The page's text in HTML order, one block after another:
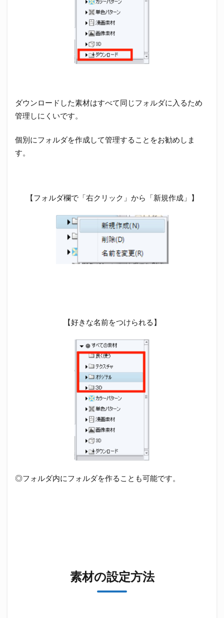
ダウンロードした素材はすべて同じフォルダに入るため
管理しにくいです。
個別にフォルダを作成して管理することをお勧めしま
す。
【フォルダ欄で「右クリック」から「新規作成」】
【好きな名前をつけられる】
◎フォルダ内にフォルダを作ることも可能です。
素材の設定方法